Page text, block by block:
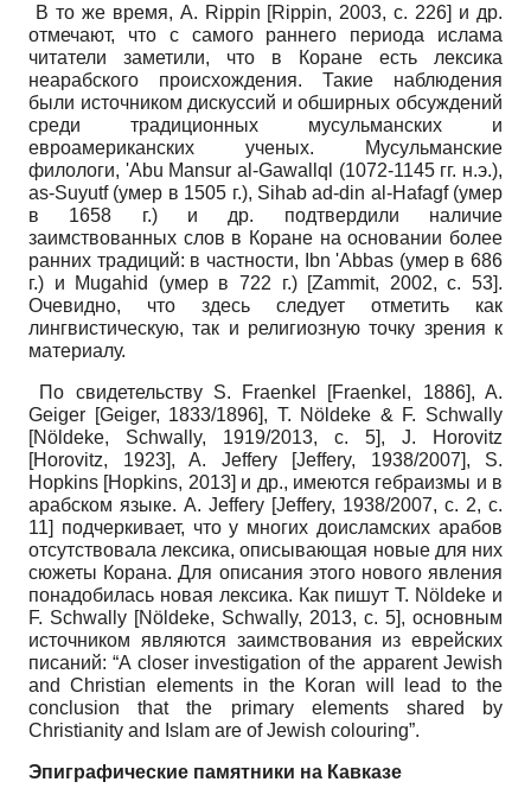
В то же время, A. Rippin [Rippin, 2003, с. 226] и др.
отмечают, что с самого раннего периода ислама
читатели заметили, что в Коране есть лексика
неарабского происхождения. Такие наблюдения
были источником дискуссий и обширных обсуждений
среди традиционных мусульманских и
евроамериканских ученых. Мусульманские
филологи, 'Abu Mansur al-Gawallql (1072-1145 гг. н.э.),
as-Suyutf (умер в 1505 г.), Sihab ad-din al-Hafagf (умер
в 1658 г.) и др. подтвердили наличие
заимствованных слов в Коране на основании более
ранних традиций: в частности, Ibn 'Abbas (умер в 686
г.) и Mugahid (умер в 722 г.) [Zammit, 2002, с. 53].
Очевидно, что здесь следует отметить как
лингвистическую, так и религиозную точку зрения к
материалу.
По свидетельству S. Fraenkel [Fraenkel, 1886], A.
Geiger [Geiger, 1833/1896], T. Nöldeke & F. Schwally
[Nöldeke, Schwally, 1919/2013, с. 5], J. Horovitz
[Horovitz, 1923], A. Jeffery [Jeffery, 1938/2007], S.
Hopkins [Hopkins, 2013] и др., имеются гебраизмы и в
арабском языке. A. Jeffery [Jeffery, 1938/2007, с. 2, с.
11] подчеркивает, что у многих доисламских арабов
отсутствовала лексика, описывающая новые для них
сюжеты Корана. Для описания этого нового явления
понадобилась новая лексика. Как пишут T. Nöldeke и
F. Schwally [Nöldeke, Schwally, 2013, с. 5], основным
источником являются заимствования из еврейских
писаний: “A closer investigation of the apparent Jewish
and Christian elements in the Koran will lead to the
conclusion that the primary elements shared by
Christianity and Islam are of Jewish colouring”.
Эпиграфические памятники на Кавказе